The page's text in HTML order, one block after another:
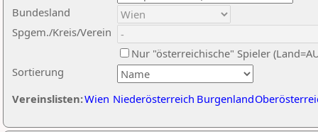
Sortierung
Bundesland
Spgem./Kreis/Verein
Nur "österreichische" Spieler
Vereinslisten:Wien Niederösterreich Burgenland